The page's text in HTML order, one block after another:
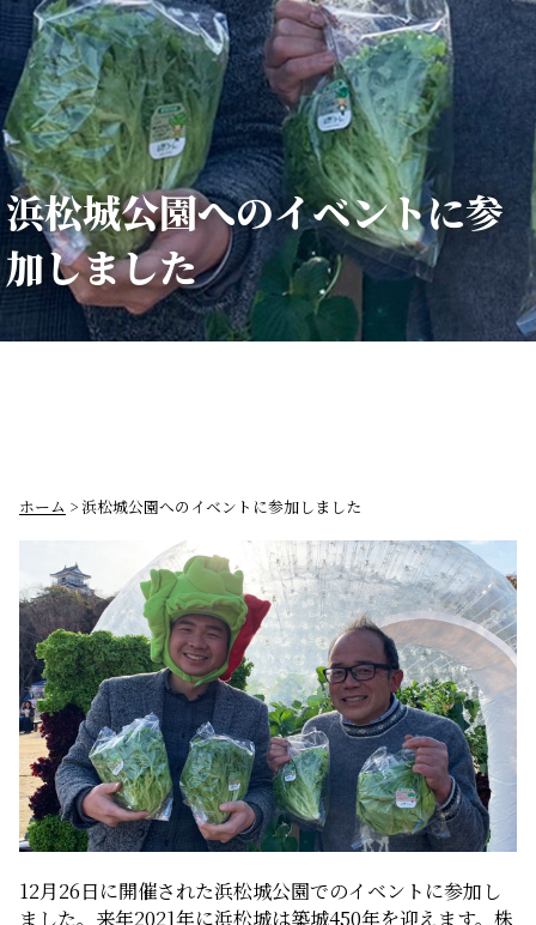
浜松城公園へのイベントに参
加しました
ホーム > 浜松城公園へのイベントに参加しました
12月26日に開催された浜松城公園でのイベントに参加し
ました。来年2021年に浜松城は築城450年を迎えます。株